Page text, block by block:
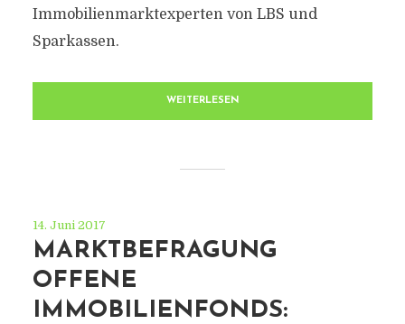
Immobilienmarktexperten von LBS und
Sparkassen.
WEITERLESEN
14. Juni 2017
MARKTBEFRAGUNG
OFFENE
IMMOBILIENFONDS: